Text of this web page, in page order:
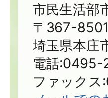
市民生活部
〒367-8501
埼玉県本庄
電話:0495-
ファック